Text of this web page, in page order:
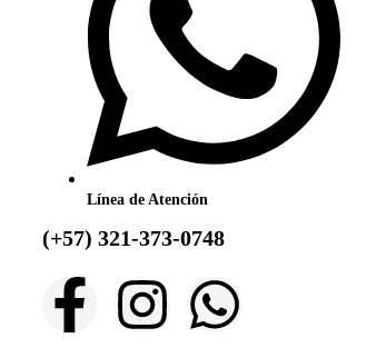
Línea de Atención
(+57) 321-373-0748